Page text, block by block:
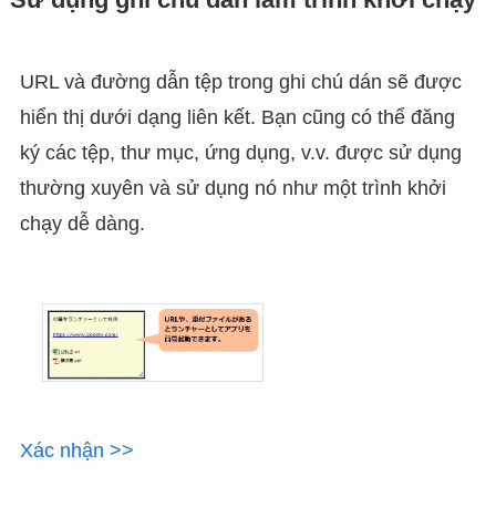
URL và đường dẫn tệp trong ghi chú dán sẽ được
hiển thị dưới dạng liên kết. Bạn cũng có thể đăng
ký các tệp, thư mục, ứng dụng, v.v. được sử dụng
thường xuyên và sử dụng nó như một trình khởi
chạy dễ dàng.
Xác nhận >>